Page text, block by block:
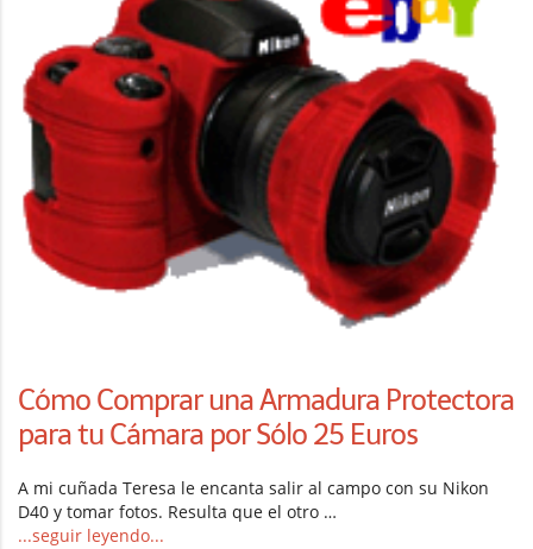
Cómo Comprar una Armadura Protectora
para tu Cámara por Sólo 25 Euros
A mi cuñada Teresa le encanta salir al campo con su Nikon
D40 y tomar fotos. Resulta que el otro …
...seguir leyendo...